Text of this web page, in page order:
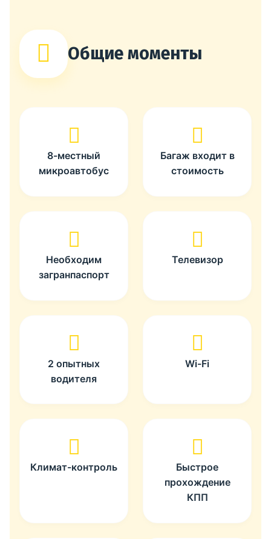
Общие моменты
8-местный
микроавтобус
Багаж входит в
стоимость
Необходим
загранпаспорт
Телевизор
2 опытных
водителя
Wi-Fi
Климат-контроль
Быстрое
прохождение
КПП